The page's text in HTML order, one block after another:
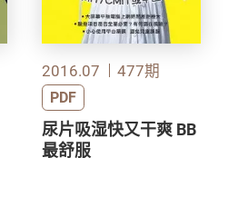
2016.07 477期
PDF
尿片吸湿快又干爽 BB
最舒服